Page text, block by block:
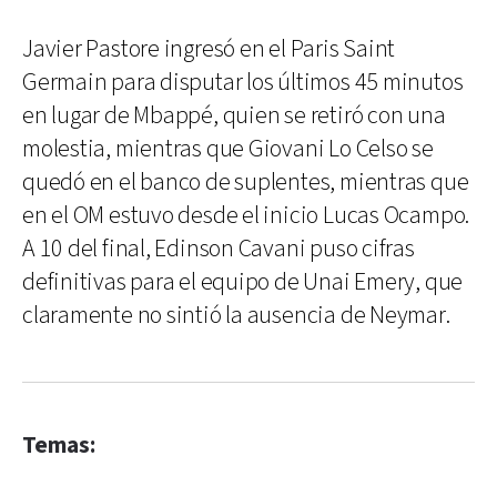
Javier Pastore ingresó en el Paris Saint
Germain para disputar los últimos 45 minutos
en lugar de Mbappé, quien se retiró con una
molestia, mientras que Giovani Lo Celso se
quedó en el banco de suplentes, mientras que
en el OM estuvo desde el inicio Lucas Ocampo.
A 10 del final, Edinson Cavani puso cifras
definitivas para el equipo de Unai Emery, que
claramente no sintió la ausencia de Neymar.
Temas: